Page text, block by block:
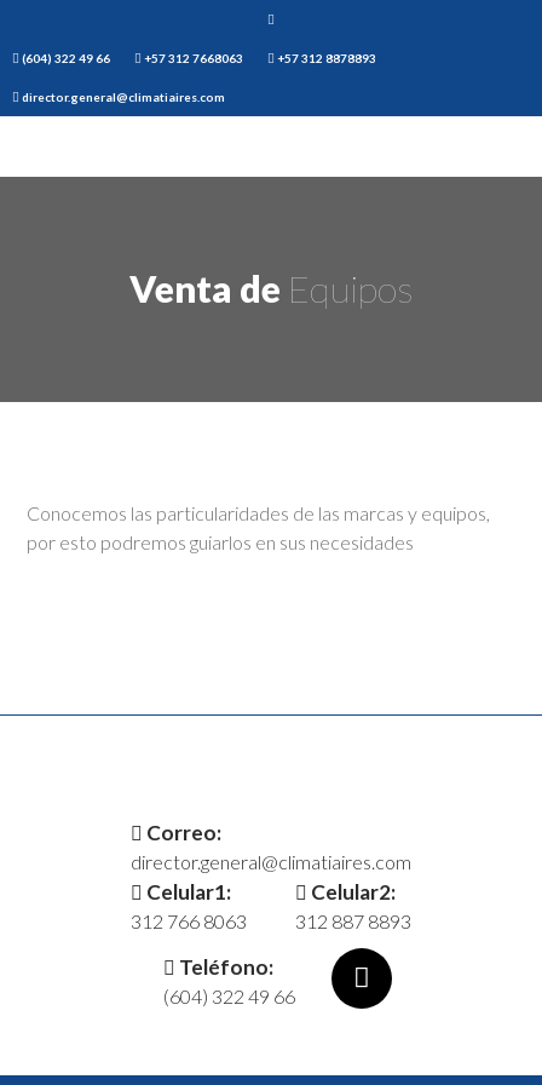
(604) 322 49 66 +57 312 7668063 +57 312 8878893
director.general@climatiaires.com
Venta de Equipos
Conocemos las particularidades de las marcas y equipos,
por esto podremos guiarlos en sus necesidades
Correo:
director.general@climatiaires.com
Celular1:
312 766 8063
Celular2:
312 887 8893
Teléfono:
(604) 322 49 66